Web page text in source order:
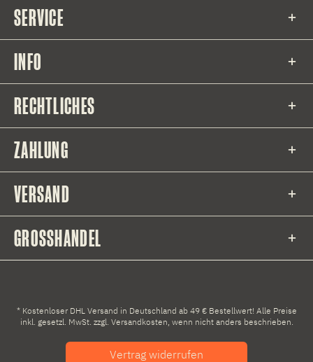
SERVICE
INFO
RECHTLICHES
ZAHLUNG
VERSAND
GROSSHANDEL
* Kostenloser DHL Versand in Deutschland ab 49 € Bestellwert! Alle Preise
inkl. gesetzl. MwSt. zzgl. Versandkosten, wenn nicht anders beschrieben.
Vertrag widerrufen